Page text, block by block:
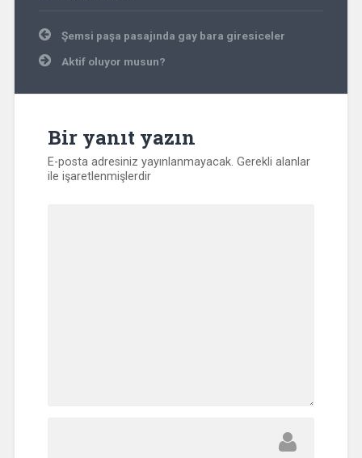
Yazı
gezinmesi
Şemsi paşa pasajında gay bara giresiceler
Aktif oluyor musun?
Bir yanıt yazın
E-posta adresiniz yayınlanmayacak. Gerekli alanlar
ile işaretlenmişlerdir